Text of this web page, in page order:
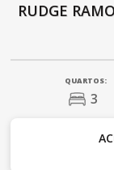
RUDGE
QUARTOS:
3